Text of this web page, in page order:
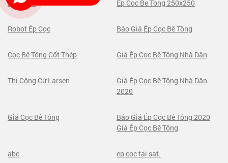
250x250 Ep Coc Be Tong 250x250
Robot Ép Cọc Báo Giá Ép Cọc Bê Tông
Cọc Bê Tông Cốt Thép Giá Ép Cọc Bê Tông Nhà Dân
Thi Công Cừ Larsen
Giá Ép Cọc Bê Tông Nhà Dân
2020
Giá Cọc Bê Tông
Báo Giá Ép Cọc Bê Tông 2020
Giá Ép Cọc Bê Tông
abc ep coc tai sat.